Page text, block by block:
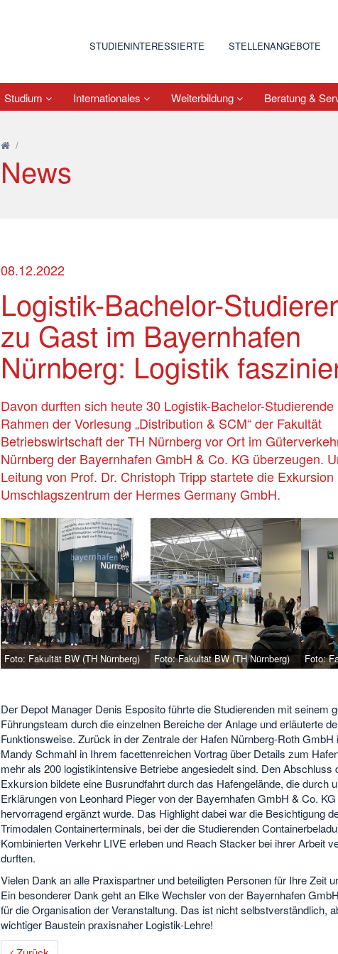
STUDIENINTERESSIERTE STELLENANGEBOTE
Studium Internationales Weiterbildung Beratung &
/
News
08.12.2022
Logistik-Bachelor-
zu Gast im Bayernhafen
Nürnberg: Logistik
Davon durften sich heute 30 Logistik-Bachelor-Studierende
Rahmen der Vorlesung „Distribution & SCM“ der Fakultät
Betriebswirtschaft der TH Nürnberg vor Ort im
Nürnberg der Bayernhafen GmbH & Co. KG überzeugen.
Leitung von Prof. Dr. Christoph Tripp startete die Exkursion
Umschlagszentrum der Hermes Germany GmbH.
Foto: Fakultät BW (TH Nürnberg) Foto: Fakultät BW (TH Nürnberg) Foto:
Der Depot Manager Denis Esposito führte die Studierenden mit seinem
Führungsteam durch die einzelnen Bereiche der Anlage und erläuterte
Funktionsweise. Zurück in der Zentrale der Hafen Nürnberg-Roth GmbH
Mandy Schmahl in Ihrem facettenreichen Vortrag über Details zum
mehr als 200 logistikintensive Betriebe angesiedelt sind. Den Abschluss
Exkursion bildete eine Busrundfahrt durch das Hafengelände, die durch
Erklärungen von Leonhard Pieger von der Bayernhafen GmbH & Co. KG
hervorragend ergänzt wurde. Das Highlight dabei war die Besichtigung
Trimodalen Containerterminals, bei der die Studierenden
Kombinierten Verkehr LIVE erleben und Reach Stacker bei ihrer Arbeit
durften.
Vielen Dank an alle Praxispartner und beteiligten Personen für Ihre Zeit
Ein besonderer Dank geht an Elke Wechsler von der Bayernhafen
für die Organisation der Veranstaltung. Das ist nicht selbstverständlich,
wichtiger Baustein praxisnaher Logistik-Lehre!